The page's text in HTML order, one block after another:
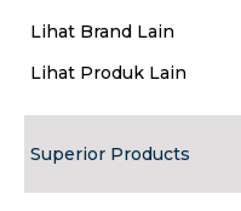
Lihat Brand Lain
Lihat Produk Lain
Superior Products